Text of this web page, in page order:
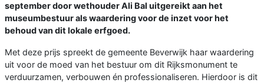
september door wethouder Ali Bal uitgereikt aan het
museumbestuur als waardering voor de inzet voor het
behoud van dit lokale erfgoed.
Met deze prijs spreekt de gemeente Beverwijk haar waardering
uit voor de moed van het bestuur om dit Rijksmonument te
verduurzamen, verbouwen én professionaliseren. Hierdoor is dit